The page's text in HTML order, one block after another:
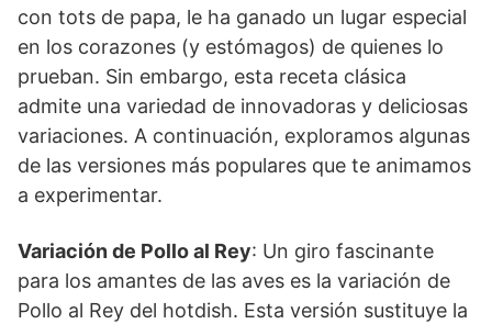
con tots de papa, le ha ganado un lugar especial
en los corazones (y estómagos) de quienes lo
prueban. Sin embargo, esta receta clásica
admite una variedad de innovadoras y deliciosas
variaciones. A continuación, exploramos algunas
de las versiones más populares que te animamos
a experimentar.
Variación de Pollo al Rey: Un giro fascinante
para los amantes de las aves es la variación de
Pollo al Rey del hotdish. Esta versión sustituye la